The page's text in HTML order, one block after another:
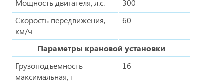
Мощность двигателя, л.с.
300
Скорость передвижения,
км/ч
60
Параметры крановой установки
Грузоподъемность
максимальная, т
16